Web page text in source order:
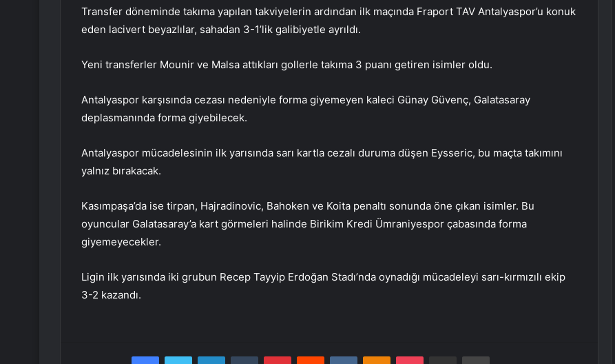
Transfer döneminde takıma yapılan takviyelerin ardından ilk maçında Fraport TAV Antalyaspor’u konuk
eden lacivert beyazlılar, sahadan 3-1’lik galibiyetle ayrıldı.
Yeni transferler Mounir ve Malsa attıkları gollerle takıma 3 puanı getiren isimler oldu.
Antalyaspor karşısında cezası nedeniyle forma giyemeyen kaleci Günay Güvenç, Galatasaray
deplasmanında forma giyebilecek.
Antalyaspor mücadelesinin ilk yarısında sarı kartla cezalı duruma düşen Eysseric, bu maçta takımını
yalnız bırakacak.
Kasımpaşa’da ise tirpan, Hajradinovic, Bahoken ve Koita penaltı sonunda öne çıkan isimler. Bu
oyuncular Galatasaray’a kart görmeleri halinde Birikim Kredi Ümraniyespor çabasında forma
giyemeyecekler.
Ligin ilk yarısında iki grubun Recep Tayyip Erdoğan Stadı’nda oynadığı mücadeleyi sarı-kırmızılı ekip
3-2 kazandı.
FacebookTwitter LinkedInTumblr PinterestReddit VKontakteOdnoklassniki
Pocket E-Posta ile paylaş Yazdır